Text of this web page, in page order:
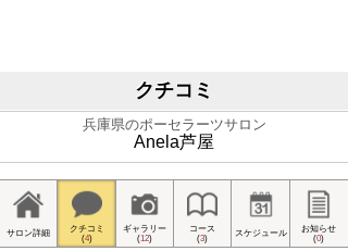
クチコミ
兵庫県のポーセラーツサロン
Anela芦屋
サロン詳細
クチコミ
(4)
ギャラリー
(12)
コース
(3)
スケジュール
お知らせ
(0)